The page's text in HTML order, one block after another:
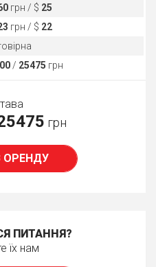
грн / $ 25
грн / $ 22
/ 25475 грн
грн
ОРЕНДУ
ПИТАННЯ?
їх нам